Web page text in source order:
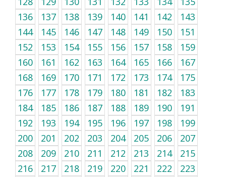
136
137 138 139 140 141 142
143
144
145 146 147 148 149 150
151
152
153 154 155 156 157 158
159
160
161 162 163 164 165 166
167
168
169 170 171 172 173 174
175
176
177 178 179 180 181 182
183
184
185 186 187 188 189 190
191
192
193 194 195 196 197 198
199
200
201 202 203 204 205 206
207
208
209 210 211 212 213 214
215
216
217 218 219 220 221 222
223